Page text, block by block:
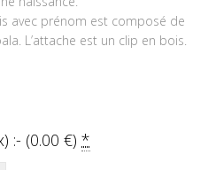
avec prénom est composé de
L’attache est un clip en bois.
:- (0.00€)*